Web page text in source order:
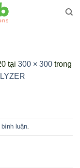
tại 300 × 300 trong
bình luận